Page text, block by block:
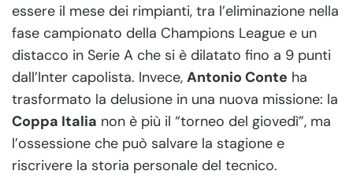
essere il mese dei rimpianti, tra l’eliminazione nella
fase campionato della Champions League e un
distacco in Serie A che si è dilatato fino a 9 punti
dall’Inter capolista. Invece, Antonio Conte ha
trasformato la delusione in una nuova missione: la
Coppa Italia non è più il “torneo del giovedì”, ma
l’ossessione che può salvare la stagione e
riscrivere la storia personale del tecnico.